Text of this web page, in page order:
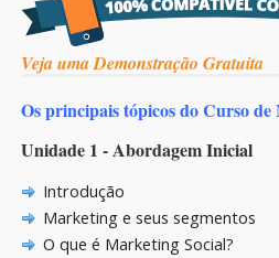
Veja uma Demonstração Gratuita
Os principais tópicos do Curso
Unidade 1 - Abordagem Inicial
Introdução
Marketing e seus segmentos
O que é Marketing Social?